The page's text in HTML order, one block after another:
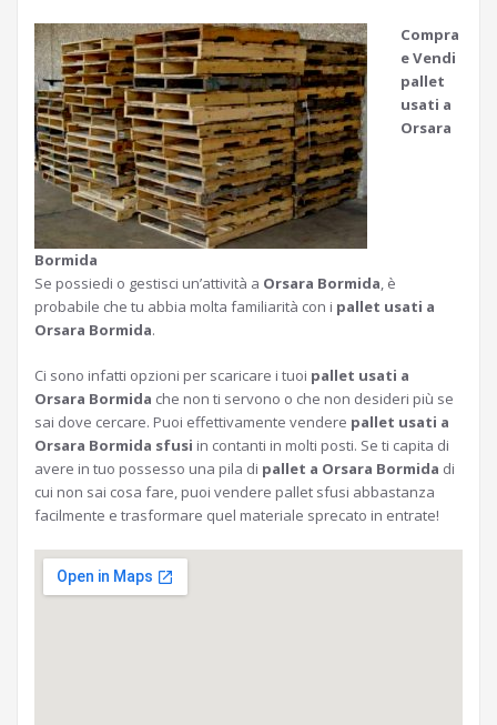
Compra
e Vendi
pallet
usati a
Orsara
Bormida
Se possiedi o gestisci un’attività a Orsara Bormida, è
probabile che tu abbia molta familiarità con i pallet usati a
Orsara Bormida.
Ci sono infatti opzioni per scaricare i tuoi pallet usati a
Orsara Bormida che non ti servono o che non desideri più se
sai dove cercare. Puoi effettivamente vendere pallet usati a
Orsara Bormida sfusi in contanti in molti posti. Se ti capita di
avere in tuo possesso una pila di pallet a Orsara Bormida di
cui non sai cosa fare, puoi vendere pallet sfusi abbastanza
facilmente e trasformare quel materiale sprecato in entrate!